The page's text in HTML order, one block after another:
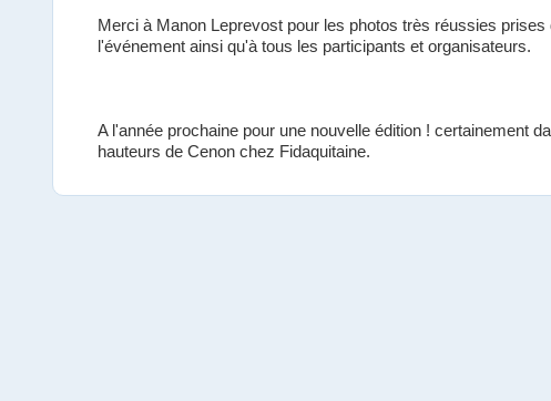
Merci à Manon Leprevost pour les photos très réussies prises
l'événement ainsi qu'à tous les participants et organisateurs.
A l'année prochaine pour une nouvelle édition ! certainement
hauteurs de Cenon chez Fidaquitaine.